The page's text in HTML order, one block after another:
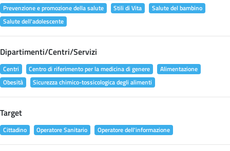
Prevenzione e promozione della salute
Stili di Vita
Salute del bambino
Salute dell'adolescente
Dipartimenti/Centri/Servizi
Centri Centro di riferimento per la medicina di genere
Alimentazione
Obesità
Sicurezza chimico-tossicologica degli alimenti
Target
Cittadino Operatore Sanitario Operatore dell'informazione